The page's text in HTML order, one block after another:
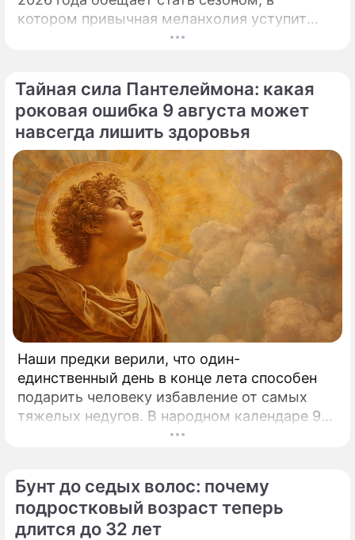
котором привычная меланхолия уступит
место активному движению, полезным
Тайная сила Пантелеймона: какая
роковая ошибка 9 августа может
навсегда лишить здоровья
Наши предки верили, что один-
единственный день в конце лета способен
подарить человеку избавление от самых
тяжелых недугов. В народном календаре 9
августа занимает особое, почти
Бунт до седых волос: почему
подростковый возраст теперь
длится до 32 лет